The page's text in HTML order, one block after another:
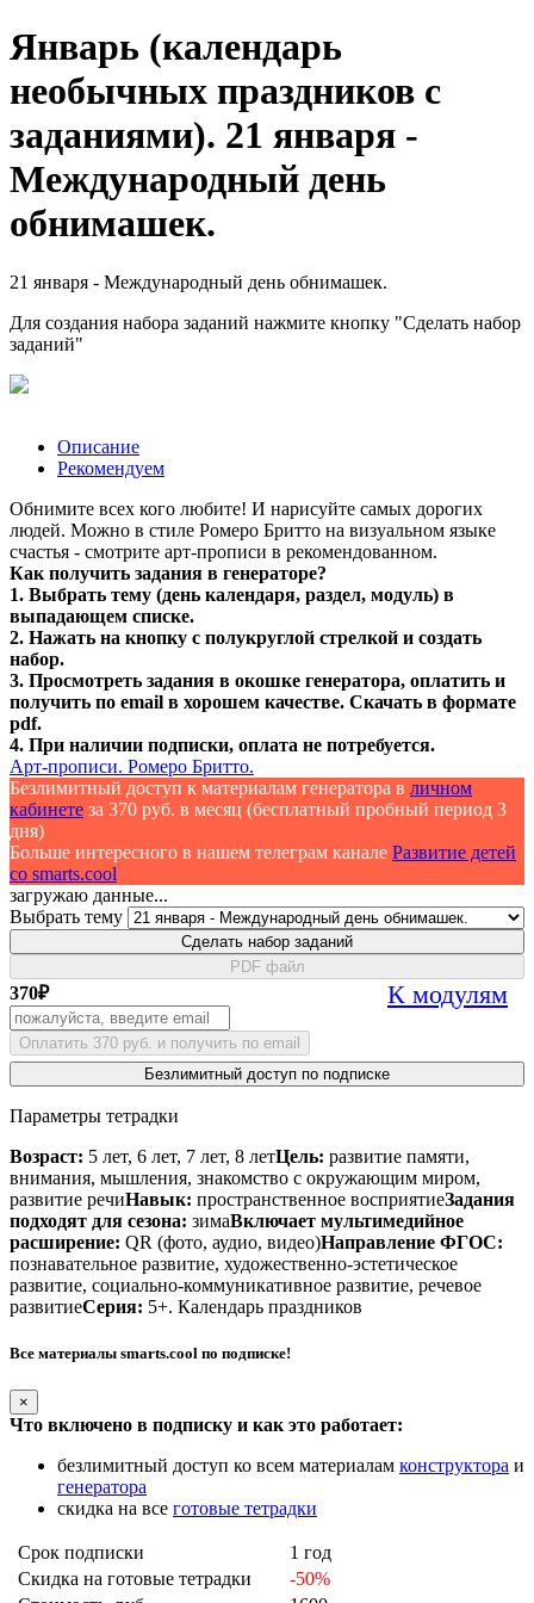
Январь (календарь
необычных праздников с
заданиями). 21 января -
Международный день
обнимашек.
21 января - Международный день обнимашек.
Для создания набора заданий нажмите кнопку "Сделать набор
заданий"
Описание
Рекомендуем
Обнимите всех кого любите! И нарисуйте самых дорогих
людей. Можно в стиле Ромеро Бритто на визуальном языке
счастья - смотрите арт-прописи в рекомендованном.
Как получить задания в генераторе?
1. Выбрать тему (день календаря, раздел, модуль) в
выпадающем списке.
2. Нажать на кнопку с полукруглой стрелкой и создать
набор.
3. Просмотреть задания в окошке генератора, оплатить и
получить по email в хорошем качестве. Скачать в формате
pdf.
4. При наличии подписки, оплата не потребуется.
Арт-прописи. Ромеро Бритто.
Безлимитный доступ к материалам генератора в личном
кабинете за 370 руб. в месяц (бесплатный пробный период 3
дня)
Больше интересного в нашем телеграм канале Развитие детей
со smarts.cool
загружаю данные...
Выбрать тему
Сделать набор заданий
PDF файл
370₽ К модулям
Оплатить 370 руб. и получить по email
Безлимитный доступ по подписке
Параметры тетрадки
Возраст: 5 лет, 6 лет, 7 лет, 8 летЦель: развитие памяти,
внимания, мышления, знакомство с окружающим миром,
развитие речиНавык: пространственное восприятиеЗадания
подходят для сезона: зимаВключает мультимедийное
расширение: QR (фото, аудио, видео)Направление ФГОС:
познавательное развитие, художественно-эстетическое
развитие, социально-коммуникативное развитие, речевое
развитиеСерия: 5+. Календарь праздников
Все материалы smarts.cool по подписке!
×
Что включено в подписку и как это работает:
безлимитный доступ ко всем материалам конструктора и
генератора
скидка на все готовые тетрадки
Срок подписки
1 год
Скидка на готовые тетрадки
-50%